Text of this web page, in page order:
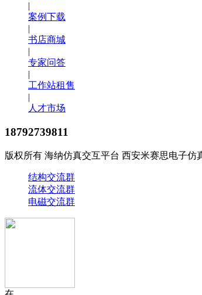
|
案例下载
|
书店商城
|
专家问答
|
工作站租售
|
人才市场
18792739811
版权所有 海纳仿真交互平台 西安米赛思电子仿
结构交流群
流体交流群
电磁交流群